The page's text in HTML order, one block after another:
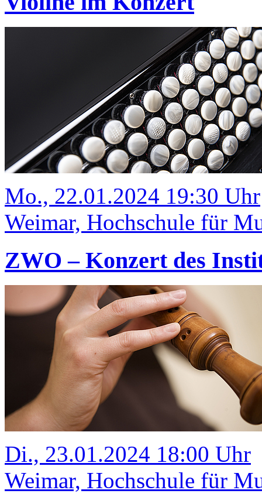
Mo., 22.01.2024 19:30 Uhr
Weimar, Hochschule für
ZWO – Konzert des
Di., 23.01.2024 18:00 Uhr
Weimar, Hochschule für